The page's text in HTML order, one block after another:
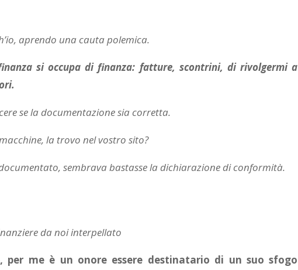
aprendo una cauta polemica.
si occupa di finanza: fatture, scontrini, di rivolgermi a
se la documentazione sia corretta.
la trovo nel vostro sito?
sembrava bastasse la dichiarazione di conformità.
da noi interpellato
per me è un onore essere destinatario di un suo sfogo